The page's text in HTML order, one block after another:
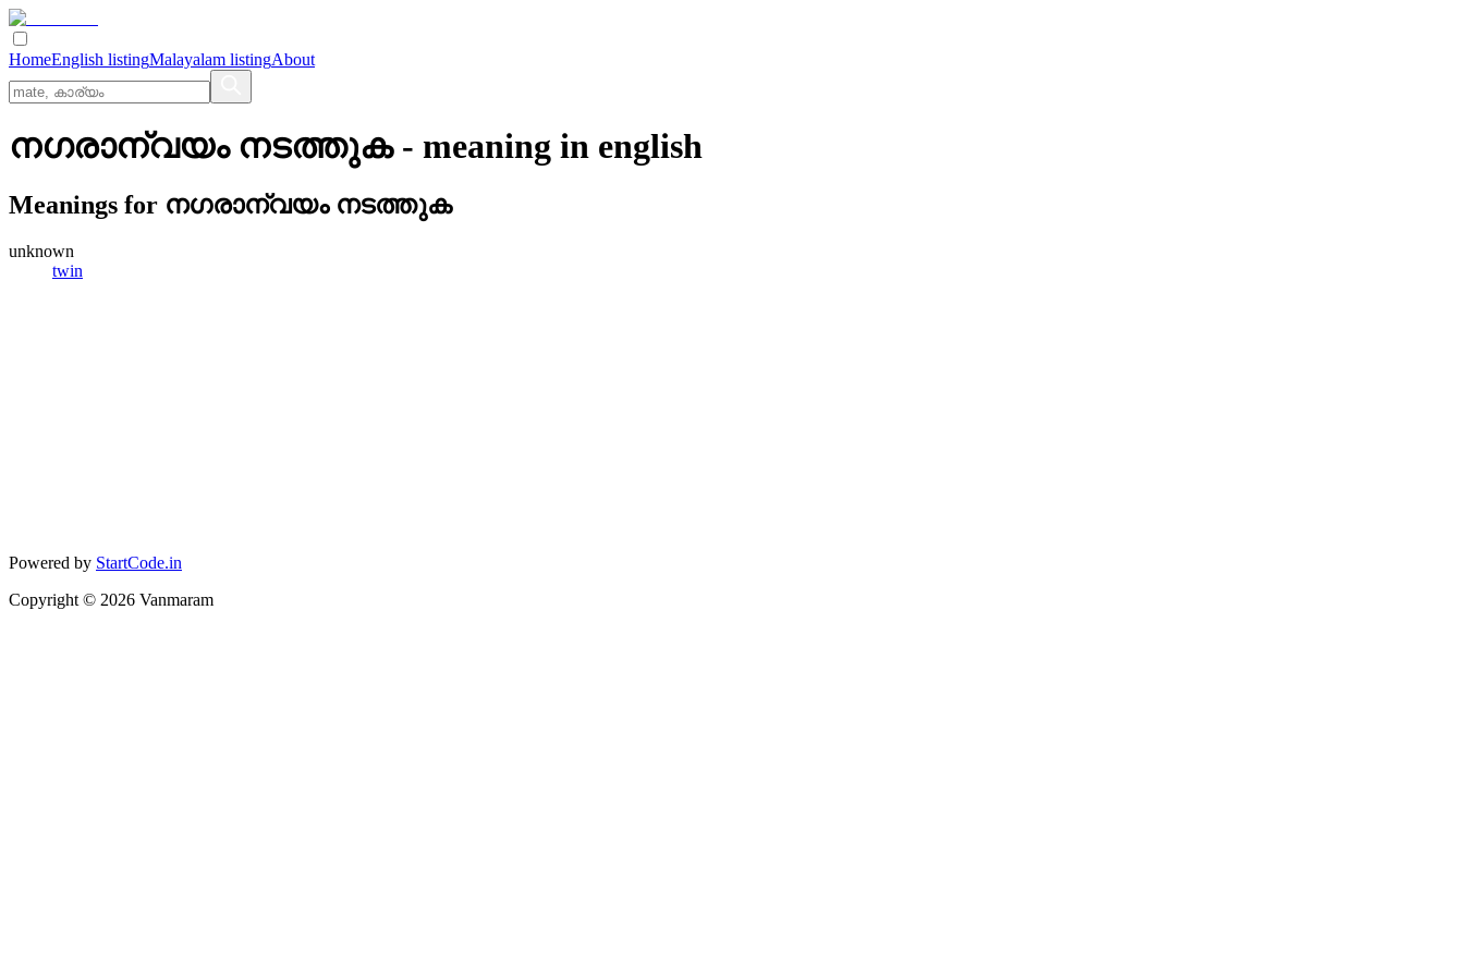
HomeEnglish listingMalayalam listingAbout
നഗരാന്വയം നടത്തുക- meaning in english
Meanings for നഗരാന്വയം നടത്തുക
unknown
twin
Powered by StartCode.in
Copyright © 2026 Vanmaram